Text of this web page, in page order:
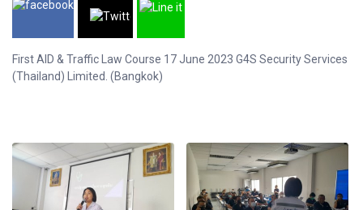
First AID & Traffic Law Course 17 June 2023 G4S Security Services
(Thailand) Limited. (Bangkok)